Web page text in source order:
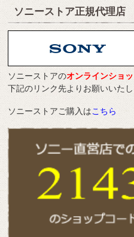
ソニーストア正規代理店
ソニーストアのオンラインショ
下記のリンク先よりお願いいた
ソニーストアご購入はこちら